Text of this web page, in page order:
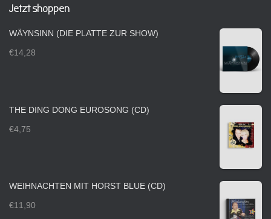
Jetzt shoppen
WÄYNSINN (DIE PLATTE ZUR SHOW)
€14,28
THE DING DONG EUROSONG (CD)
€4,75
WEIHNACHTEN MIT HORST BLUE (CD)
€11,90